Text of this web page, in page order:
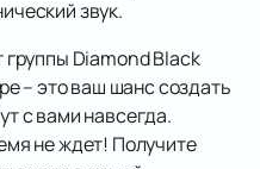
звук.
группы Diamond Black
– это ваш шанс создать
с вами навсегда.
не ждет! Получите